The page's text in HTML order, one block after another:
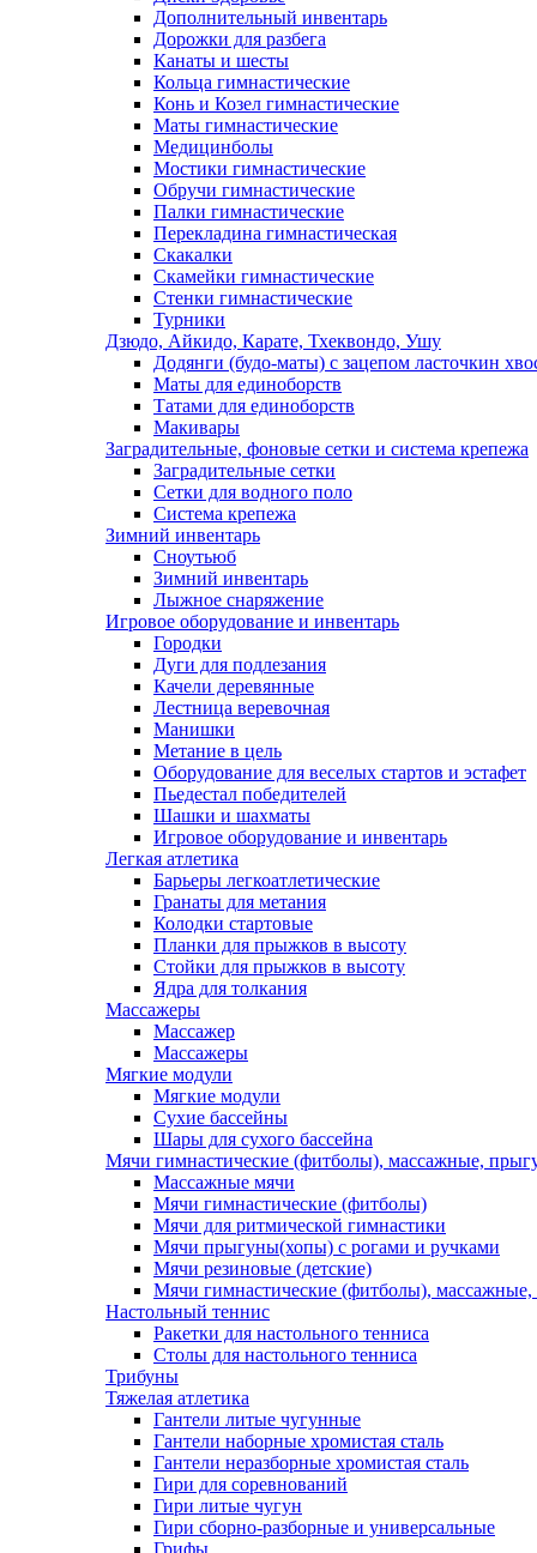
Дополнительный инвентарь
Дорожки для разбега
Канаты и шесты
Кольца гимнастические
Конь и Козел гимнастические
Маты гимнастические
Медицинболы
Мостики гимнастические
Обручи гимнастические
Палки гимнастические
Перекладина гимнастическая
Скакалки
Скамейки гимнастические
Стенки гимнастические
Турники
Дзюдо, Айкидо, Карате, Тхеквондо, Ушу
Додянги (будо-маты) с зацепом ласточкин
Маты для единоборств
Татами для единоборств
Макивары
Заградительные, фоновые сетки и система крепежа
Заградительные сетки
Сетки для водного поло
Система крепежа
Зимний инвентарь
Сноутьюб
Зимний инвентарь
Лыжное снаряжение
Игровое оборудование и инвентарь
Городки
Дуги для подлезания
Качели деревянные
Лестница веревочная
Манишки
Метание в цель
Оборудование для веселых стартов и эстафет
Пьедестал победителей
Шашки и шахматы
Игровое оборудование и инвентарь
Легкая атлетика
Барьеры легкоатлетические
Гранаты для метания
Колодки стартовые
Планки для прыжков в высоту
Стойки для прыжков в высоту
Ядра для толкания
Массажеры
Массажер
Массажеры
Мягкие модули
Мягкие модули
Сухие бассейны
Шары для сухого бассейна
Мячи гимнастические (фитболы), массажные,
Массажные мячи
Мячи гимнастические (фитболы)
Мячи для ритмической гимнастики
Мячи прыгуны(хопы) с рогами и ручками
Мячи резиновые (детские)
Мячи гимнастические (фитболы),
Настольный теннис
Ракетки для настольного тенниса
Столы для настольного тенниса
Трибуны
Тяжелая атлетика
Гантели литые чугунные
Гантели наборные хромистая сталь
Гантели неразборные хромистая сталь
Гири для соревнований
Гири литые чугун
Гири сборно-разборные и универсальные
Грифы